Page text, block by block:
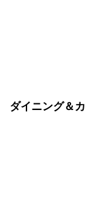
ダイニング＆カ